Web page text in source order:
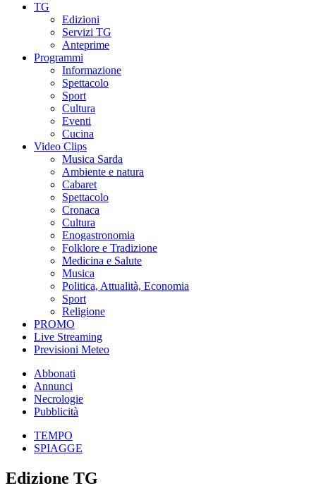
TG
Edizioni
Servizi TG
Anteprime
Programmi
Informazione
Spettacolo
Sport
Cultura
Eventi
Cucina
Video Clips
Musica Sarda
Ambiente e natura
Cabaret
Spettacolo
Cronaca
Cultura
Enogastronomia
Folklore e Tradizione
Medicina e Salute
Musica
Politica, Attualità, Economia
Sport
Religione
PROMO
Live Streaming
Previsioni Meteo
Abbonati
Annunci
Necrologie
Pubblicità
TEMPO
SPIAGGE
Edizione TG